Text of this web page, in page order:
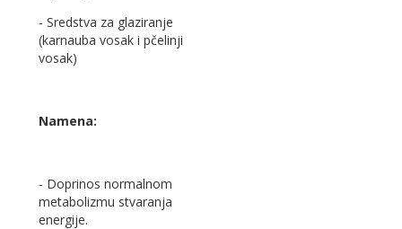
- Sredstva za glaziranje
(karnauba vosak i pčelinji
vosak)
Namena:
- Doprinos normalnom
metabolizmu stvaranja
energije.